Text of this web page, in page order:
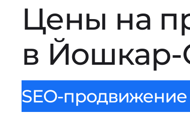
Цены на
в
SEO-продвижение